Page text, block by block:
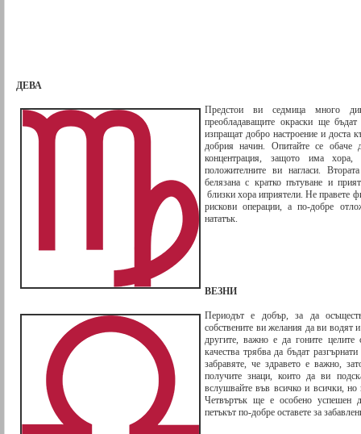
ДЕВА
Предстои ви седмица много
преобладаващите окраски ще
изпращат добро настроение и доста
добрия начин. Опитайте се обаче
концентрация, защото има
положителните ви нагласи.
белязана с кратко пътуване и
близки хора иприятели. Не правете
рискови операции, а по-добре
нататък.
ВЕЗНИ
Периодът е добър, за да
собствените ви желания да ви водят
другите, важно е да гоните целите
качества трябва да бъдат
забравяте, че здравето е важно,
получите знаци, които да ви
вслушвайте във всичко и всички, но
Четвъртък ще е особено успешен
петъкът по-добре оставете за